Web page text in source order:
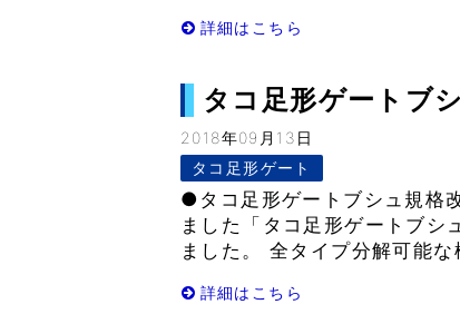
詳細はこちら
タコ足形ゲートブ
2018年09月13日
タコ足形ゲート
●タコ足形ゲートブシュ規格
ました「タコ足形ゲートブシ
ました。 全タイプ分解可能
詳細はこちら